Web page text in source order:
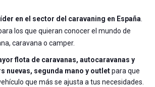
líder en el sector del caravaning en España.
los que quieran conocer el mundo de
caravana o camper.
flota de caravanas, autocaravanas y
nuevas, segunda mano y outletpara que
que más se ajusta a tus necesidades.